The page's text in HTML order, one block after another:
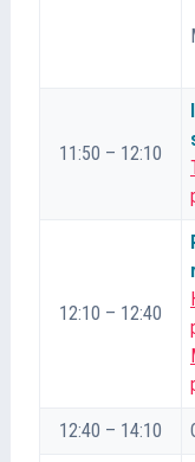
11:50 – 12:10
12:10 – 12:40
12:40 – 14:10